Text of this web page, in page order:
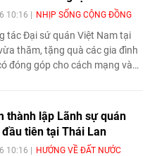
10:16 NHỊP SỐNG CỘNG ĐỒNG
tác Đại sứ quán Việt Nam tại
thăm, tặng quà các gia đình
đóng góp cho cách mạng và
gìn giữ bản sắc, củng cố đoàn
góp cho quan hệ Việt Nam -
thành lập Lãnh sự quán
tiên tại Thái Lan
10:16 HƯỚNG VỀ ĐẤT NƯỚC